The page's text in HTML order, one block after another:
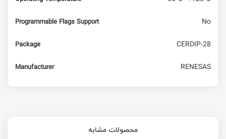
Programmable Flags Support No
Package CERDIP-28
Manufacturer RENESAS
محصولات مشابه